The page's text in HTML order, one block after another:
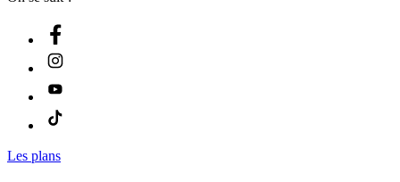
Les plans